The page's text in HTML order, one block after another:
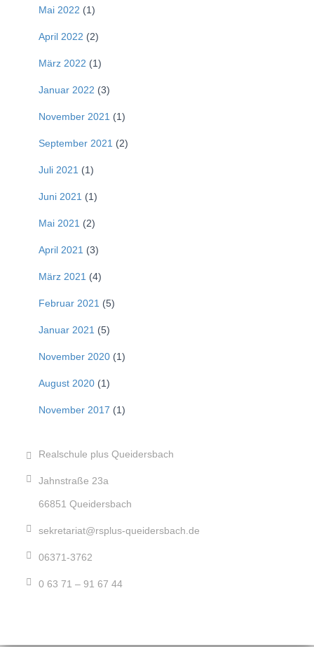
Mai 2022 (1)
April 2022 (2)
März 2022 (1)
Januar 2022 (3)
November 2021 (1)
September 2021 (2)
Juli 2021 (1)
Juni 2021 (1)
Mai 2021 (2)
April 2021 (3)
März 2021 (4)
Februar 2021 (5)
Januar 2021 (5)
November 2020 (1)
August 2020 (1)
November 2017 (1)
Realschule plus Queidersbach
Jahnstraße 23a
66851 Queidersbach
sekretariat@rsplus-queidersbach.de
06371-3762
0 63 71 – 91 67 44